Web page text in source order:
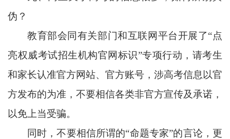
伪？
教育部会同有关部门和互联网平台开展了“点
亮权威考试招生机构官网标识”专项行动，请考生
和家长认准官方网站、官方账号，涉高考信息以官
方发布的为准，不要相信各类非官方宣传及承诺，
以免上当受骗。
同时，不要相信所谓的“命题专家”的言论，更